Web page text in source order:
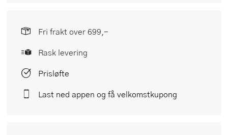
Fri frakt over 699,-
Rask levering
Prisløfte
Last ned appen og få velkomstkupong